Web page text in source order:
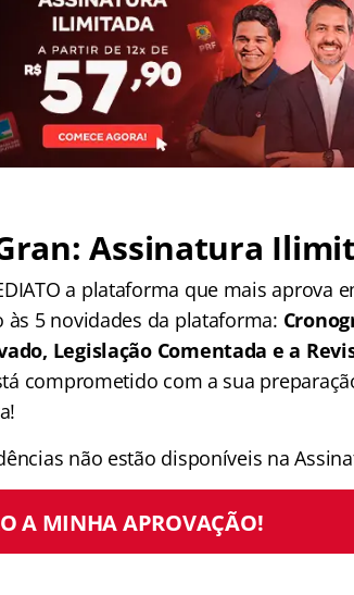
Assinatura
a plataforma que mais aprova
5 novidades da plataforma:
Legislação Comentada e a
comprometido com a sua
não estão disponíveis na
A MINHA APROVAÇÃO!